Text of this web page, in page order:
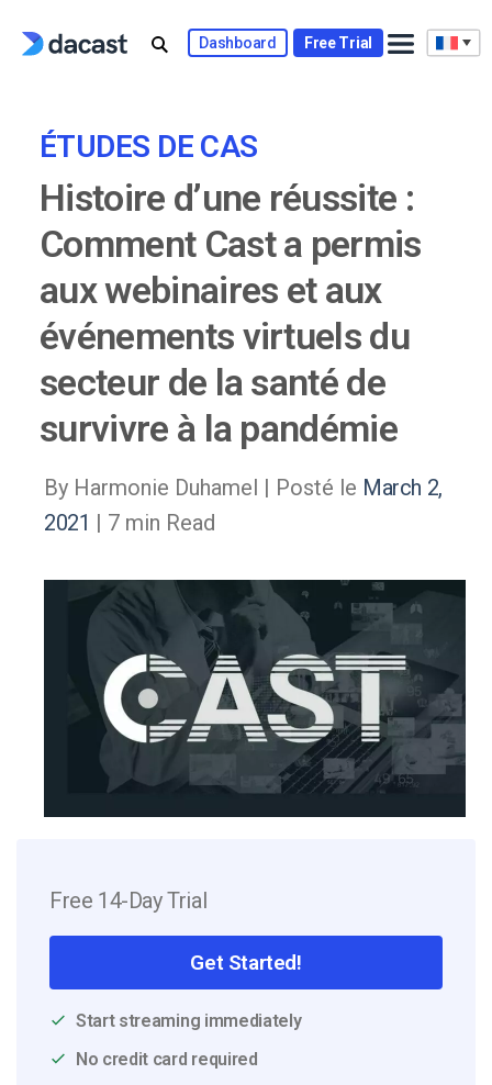
Dashboard Free Trial
ÉTUDES DE CAS
Histoire d’une réussite :
Comment Cast a permis
aux webinaires et aux
événements virtuels du
secteur de la santé de
survivre à la pandémie
By Harmonie Duhamel | Posté le March 2,
2021 | 7 min Read
Free 14-Day Trial
Get Started!
Start streaming immediately
No credit card required